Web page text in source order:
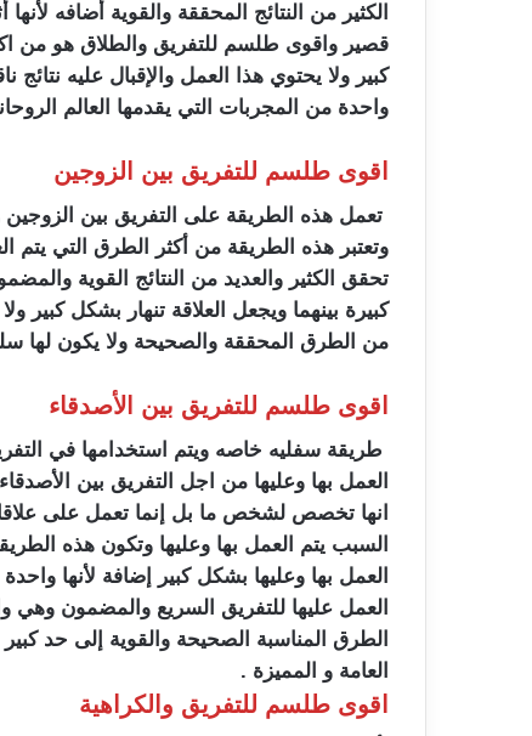
الكثير من النتائج المحققة والقوية أضافه
قصير واقوى طلسم للتفريق والطلاق هو من
كبير ولا يحتوي هذا العمل والإقبال عليه
واحدة من المجربات التي يقدمها العالم
اقوى طلسم للتفريق بين الزوجين
تعمل هذه الطريقة على التفريق بين
وتعتبر هذه الطريقة من أكثر الطرق التي يتم
تحقق الكثير والعديد من النتائج القوية
كبيرة بينهما ويجعل العلاقة تنهار بشكل
من الطرق المحققة والصحيحة ولا يكون لها
اقوى طلسم للتفريق بين الأصدقاء
طريقة سفليه خاصه ويتم استخدامها في
العمل بها وعليها من اجل التفريق بين
انها تخصص لشخص ما بل إنما تعمل على
السبب يتم العمل بها وعليها وتكون هذه
العمل بها وعليها بشكل كبير إضافة لأنها
العمل عليها للتفريق السريع والمضمون
الطرق المناسبة الصحيحة والقوية إلى حد
العامة و المميزة .
اقوى طلسم للتفريق والكراهية